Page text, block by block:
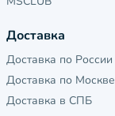
Доставка
Доставка по России
Доставка по Москве
Доставка в СПБ